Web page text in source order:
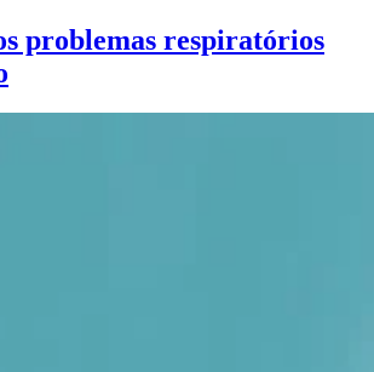
problemas respiratórios